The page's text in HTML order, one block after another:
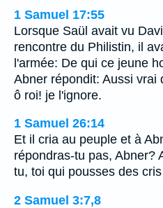
1 Samuel 17:55
Lorsque Saül avait vu
rencontre du Philistin, il
l'armée: De qui ce jeune
Abner répondit: Aussi vrai
ô roi! je l'ignore.
1 Samuel 26:14
Et il cria au peuple et à
répondras-tu pas, Abner?
tu, toi qui pousses des
2 Samuel 3:7,8